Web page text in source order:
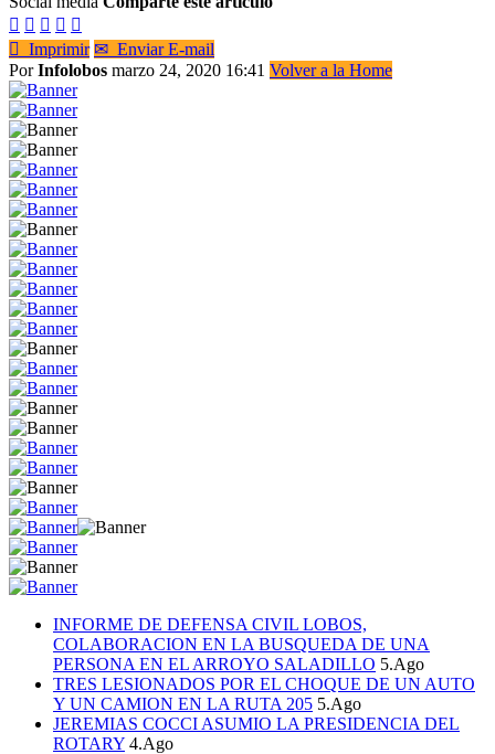
    
 Imprimir ✉ Enviar E-mail
PorInfolobos marzo 24, 2020 16:41 Volver a la Home
INFORME DE DEFENSA CIVIL LOBOS,
COLABORACION EN LA BUSQUEDA DE UNA
PERSONA EN EL ARROYO SALADILLO 5.Ago
TRES LESIONADOS POR EL CHOQUE DE UN AUTO
Y UN CAMION EN LA RUTA 205 5.Ago
JEREMIAS COCCI ASUMIO LA PRESIDENCIA DEL
ROTARY 4.Ago